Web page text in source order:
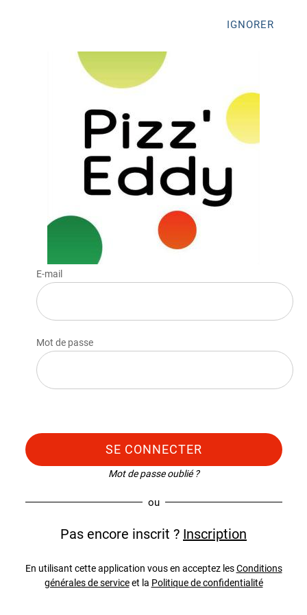
IGNORER
E-mail
Mot de passe
SE CONNECTER
Mot de passe oublié ?
ou
Pas encore inscrit ? Inscription
En utilisant cette application vous en acceptez lesConditions
générales de serviceet la Politique de confidentialité